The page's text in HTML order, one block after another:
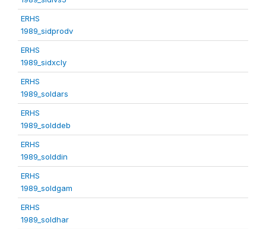
ERHS
1989_sidprodv
ERHS
1989_sidxcly
ERHS
1989_soldars
ERHS
1989_solddeb
ERHS
1989_solddin
ERHS
1989_soldgam
ERHS
1989_soldhar